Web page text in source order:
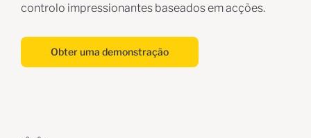
controlo impressionantes baseados em acções.
Obter uma demonstração